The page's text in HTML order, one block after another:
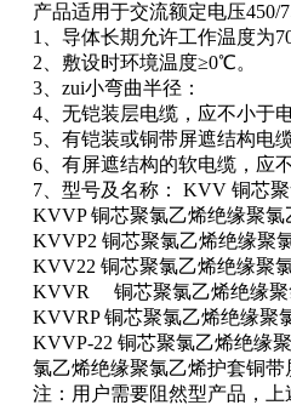
产品适用于交流额定电压
1、导体长期允许工作温度为
2、敷设时环境温度≥0℃。
3、zui小弯曲半径：
4、无铠装层电缆，应不小于
5、有铠装或铜带屏遮结构电
6、有屏遮结构的软电缆，应
7、型号及名称： KVV 铜芯
KVVP 铜芯聚氯乙烯绝缘聚
KVVP2 铜芯聚氯乙烯绝缘聚
KVV22 铜芯聚氯乙烯绝缘聚
KVVR 铜芯聚氯乙烯绝缘聚
KVVRP 铜芯聚氯乙烯绝缘聚
KVVP-22 铜芯聚氯乙烯绝缘
氯乙烯绝缘聚氯乙烯护套铜带
注：用户需要阻然型产品，